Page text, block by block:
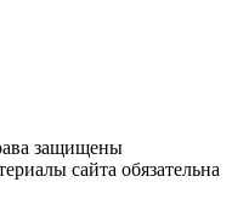
защищены
сайта обязательна